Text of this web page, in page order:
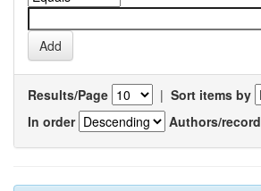
Results/Page | Sort items by
In order
Authors/record